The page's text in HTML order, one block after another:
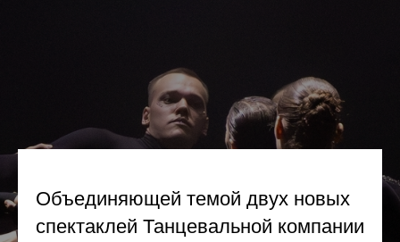
Объединяющей темой двух новых
спектаклей Танцевальной компании